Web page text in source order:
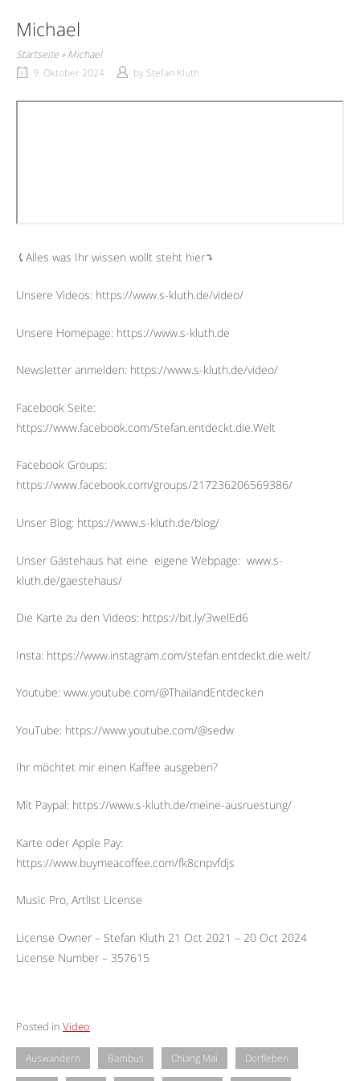
Michael
Startseite »Michael
9. Oktober 2024
by Stefan Kluth
⤹Alles was Ihr wissen wollt steht hier⤵︎
Unsere Videos: https://www.s-kluth.de/video/
Unsere Homepage: https://www.s-kluth.de
Newsletter anmelden: https://www.s-kluth.de/video/
Facebook Seite:
https://www.facebook.com/Stefan.entdeckt.die.Welt
Facebook Groups:
https://www.facebook.com/groups/217236206569386/
Unser Blog: https://www.s-kluth.de/blog/
Unser Gästehaus hat eine eigene Webpage: www.s-
kluth.de/gaestehaus/
Die Karte zu den Videos: https://bit.ly/3welEd6
Insta: https://www.instagram.com/stefan.entdeckt.die.welt/
Youtube: www.youtube.com/@ThailandEntdecken
YouTube: https://www.youtube.com/@sedw
Ihr möchtet mir einen Kaffee ausgeben?
Mit Paypal: https://www.s-kluth.de/meine-ausruestung/
Karte oder Apple Pay:
https://www.buymeacoffee.com/fk8cnpvfdjs
Music Pro, Artlist License
License Owner – Stefan Kluth 21 Oct 2021 – 20 Oct 2024
License Number – 357615
Posted in Video
Auswandern Bambus Chiang Mai Dorfleben